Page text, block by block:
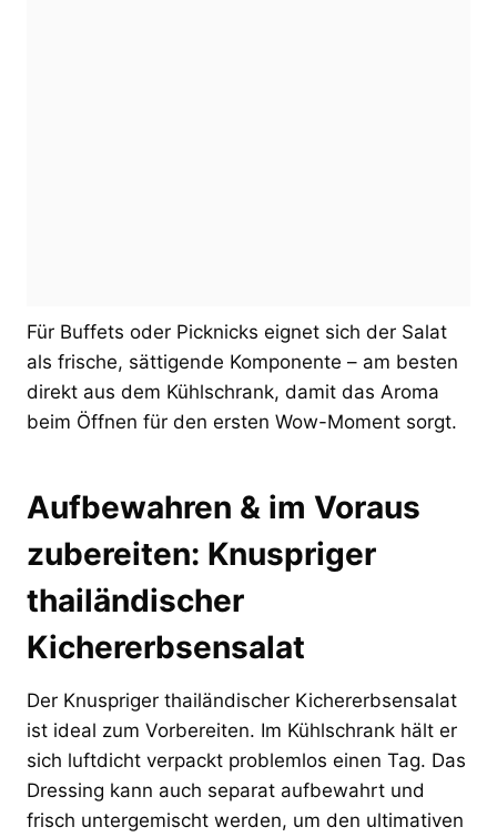
Für Buffets oder Picknicks eignet sich der Salat
als frische, sättigende Komponente – am besten
direkt aus dem Kühlschrank, damit das Aroma
beim Öffnen für den ersten Wow-Moment sorgt.
Aufbewahren & im Voraus
zubereiten: Knuspriger
thailändischer
Kichererbsensalat
Der Knuspriger thailändischer Kichererbsensalat
ist ideal zum Vorbereiten. Im Kühlschrank hält er
sich luftdicht verpackt problemlos einen Tag. Das
Dressing kann auch separat aufbewahrt und
frisch untergemischt werden, um den ultimativen